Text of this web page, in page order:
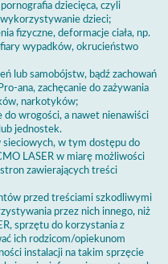
dziecięca, czyli
dzieci;
fizyczne, deformacje ciała, np.
wypadków, okrucieństwo
lub samobójstw, bądź zachowań
ana, zachęcanie do zażywania
narkotyków;
do wrogości, a nawet nienawiści
jednostek.
sieciowych, w tym dostępu do
LASER w miarę możliwości
zawierających treści
przed treściami szkodliwymi
przez nich innego, niż
sprzętu do korzystania z
ich rodzicom/opiekunom
instalacji na takim sprzęcie